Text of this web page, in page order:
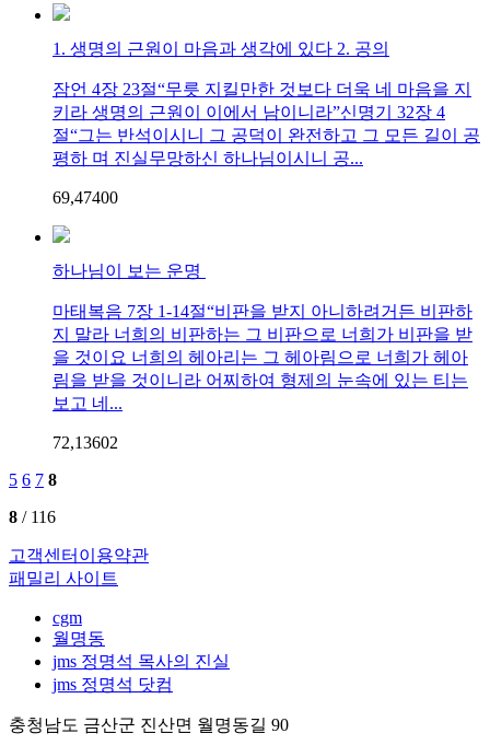
1. 생명의 근원이 마음과 생각에 있다 2. 공의
잠언 4장 23절“무릇 지킬만한 것보다 더욱 네 마음을 지
키라 생명의 근원이 이에서 남이니라”신명기 32장 4
절“그는 반석이시니 그 공덕이 완전하고 그 모든 길이 공
평하 며 진실무망하신 하나님이시니 공...
69,47400
하나님이 보는 운명
마태복음 7장 1-14절“비판을 받지 아니하려거든 비판하
지 말라 너희의 비판하는 그 비판으로 너희가 비판을 받
을 것이요 너희의 헤아리는 그 헤아림으로 너희가 헤아
림을 받을 것이니라 어찌하여 형제의 눈속에 있는 티는
보고 네...
72,13602
5 6 7 8
8 / 116
고객센터 이용약관
패밀리 사이트
cgm
월명동
jms 정명석 목사의 진실
jms 정명석 닷컴
충청남도 금산군 진산면 월명동길 90